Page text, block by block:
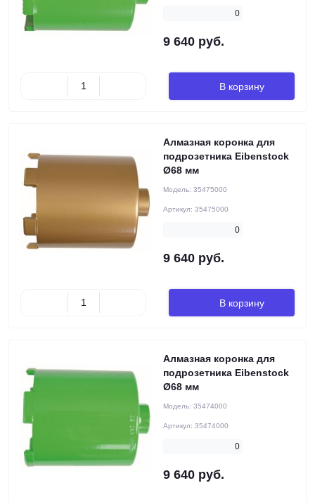
0
9 640 руб.
В корзину
Алмазная коронка для
подрозетника Eibenstock
Ø68 мм
Модель: 35475000
Артикул: 35475000
0
9 640 руб.
В корзину
Алмазная коронка для
подрозетника Eibenstock
Ø68 мм
Модель: 35474000
Артикул: 35474000
0
9 640 руб.